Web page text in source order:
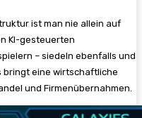
ist man nie allein auf
KI-gesteuerten
– siedeln ebenfalls und
bringt eine wirtschaftliche
und Firmenübernahmen.